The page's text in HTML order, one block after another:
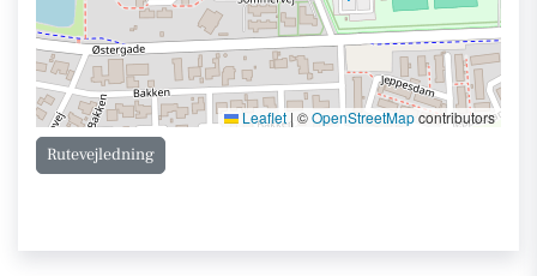
Leaflet| ©OpenStreetMapcontributors
Rutevejledning